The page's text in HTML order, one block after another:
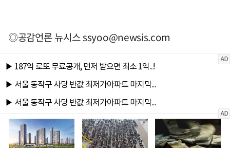
◎공감언론 뉴시스ssyoo@newsis.com